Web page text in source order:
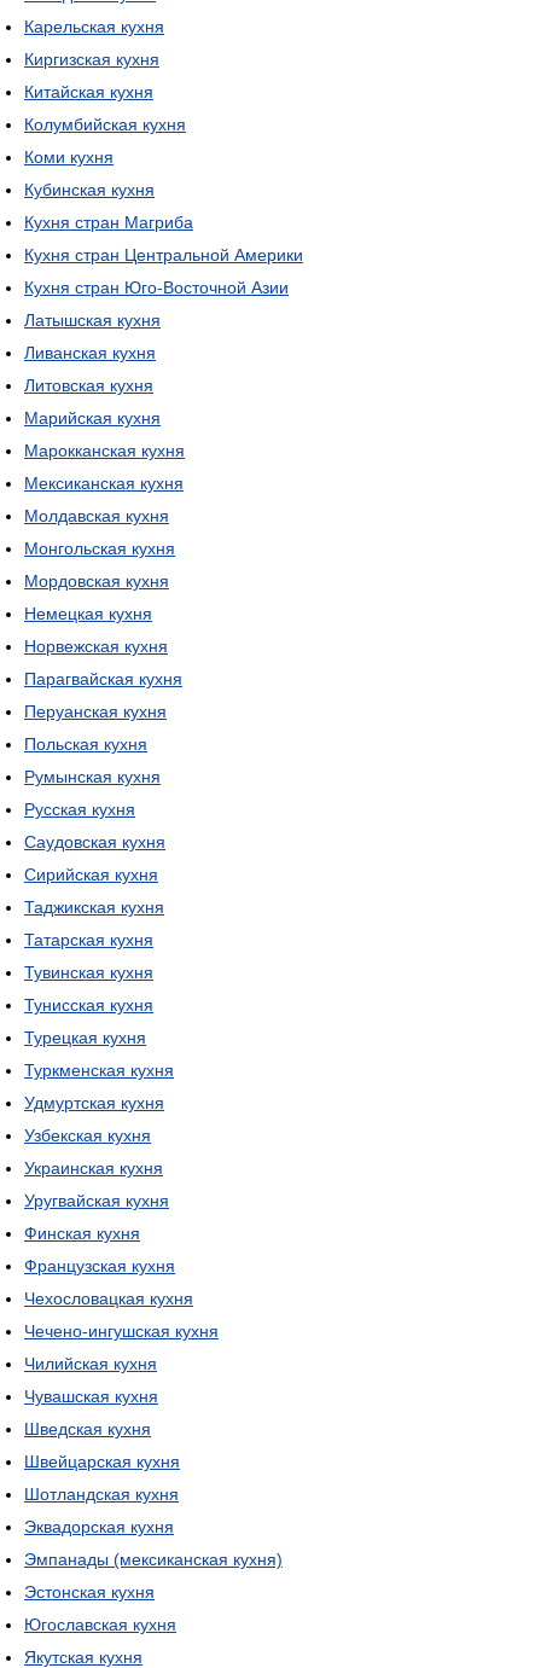
Карельская кухня
Киргизская кухня
Китайская кухня
Колумбийская кухня
Коми кухня
Кубинская кухня
Кухня стран Магриба
Кухня стран Центральной Америки
Кухня стран Юго-Восточной Азии
Латышская кухня
Ливанская кухня
Литовская кухня
Марийская кухня
Марокканская кухня
Мексиканская кухня
Молдавская кухня
Монгольская кухня
Мордовская кухня
Немецкая кухня
Норвежская кухня
Парагвайская кухня
Перуанская кухня
Польская кухня
Румынская кухня
Русская кухня
Саудовская кухня
Сирийская кухня
Таджикская кухня
Татарская кухня
Тувинская кухня
Тунисская кухня
Турецкая кухня
Туркменская кухня
Удмуртская кухня
Узбекская кухня
Украинская кухня
Уругвайская кухня
Финская кухня
Французская кухня
Чехословацкая кухня
Чечено-ингушская кухня
Чилийская кухня
Чувашская кухня
Шведская кухня
Швейцарская кухня
Шотландская кухня
Эквадорская кухня
Эмпанады (мексиканская кухня)
Эстонская кухня
Югославская кухня
Якутская кухня